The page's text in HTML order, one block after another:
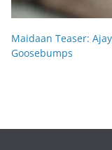
Maidaan Teaser:
Goosebumps